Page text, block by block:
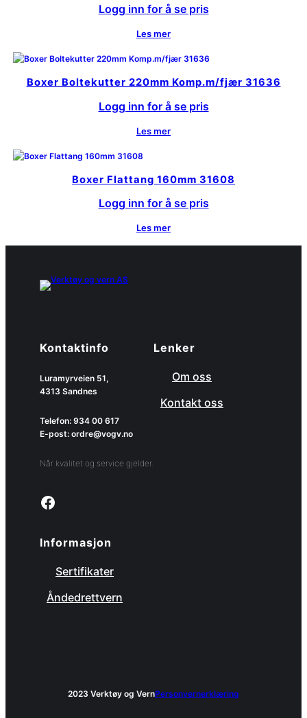
Logg inn for å se pris
Les mer
Boxer Boltekutter 220mm Komp.m/fjær 31636
Logg inn for å se pris
Les mer
Boxer Flattang 160mm 31608
Logg inn for å se pris
Les mer
Kontaktinfo
Luramyrveien 51,
4313 Sandnes
Telefon: 934 00 617
E-post: ordre@vogv.no
Når kvalitet og service gjelder.
Link to facebook page
Lenker
Om oss
Kontakt oss
Informasjon
Sertifikater
Åndedrettvern
2023 Verktøy og VernPersonvernerklæring